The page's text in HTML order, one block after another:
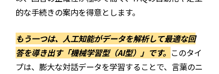
的な手続きの案内を得意とします。
もう一つは、人工知能がデータを解析して最適な回
答を導き出す「機械学習型（AI型）」です。 このタイ
プは、膨大な対話データを学習することで、言葉のニ